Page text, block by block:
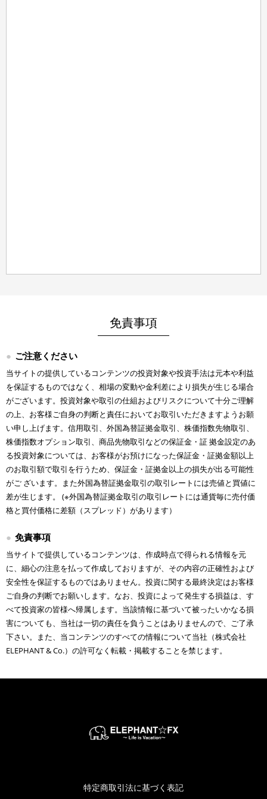
免責事項
ご注意ください
当サイトの提供しているコンテンツの投資対象や投資手法は元本や利益
を保証するものではなく、相場の変動や金利差により損失が生じる場合
がございます。投資対象や取引の仕組およびリスクについて十分ご理解
の上、お客様ご自身の判断と責任においてお取引いただきますようお願
い申し上げます。信用取引、外国為替証拠金取引、株価指数先物取引、
株価指数オプション取引、商品先物取引などの保証金・証 拠金設定のあ
る投資対象については、お客様がお預けになった保証金・証拠金額以上
のお取引額で取引を行うため、保証金・証拠金以上の損失が出る可能性
がご ざいます。また外国為替証拠金取引の取引レートには売値と買値に
差が生じます。 (※外国為替証拠金取引の取引レートには通貨毎に売付価
格と買付価格に差額（スプレッド）があります）
免責事項
当サイトで提供しているコンテンツは、作成時点で得られる情報を元
に、細心の注意を払って作成しておりますが、その内容の正確性および
安全性を保証するものではありません。投資に関する最終決定はお客様
ご自身の判断でお願いします。なお、投資によって発生する損益は、す
べて投資家の皆様へ帰属します。当該情報に基づいて被ったいかなる損
害についても、当社は一切の責任を負うことはありませんので、ご了承
下さい。また、当コンテンツのすべての情報について当社（株式会社
ELEPHANT & Co.）の許可なく転載・掲載することを禁じます。
特定商取引法に基づく表記